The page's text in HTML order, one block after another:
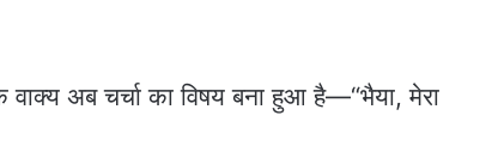
वाक्य अब चर्चा का विषय बना हुआ है—“भैया, मेरा